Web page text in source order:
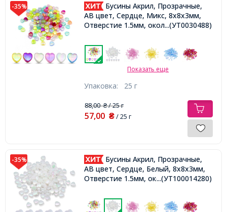
-35%
Бусины Акрил, Прозрачные,
АВ цвет, Сердце, Микс, 8х8х3мм,
Отверстие 1.5мм, около 130шт/25г,
...(УТ0030488)
Показать еще
Упаковка: 25 г
88,00₴/ 25 г
57,00 ₴/ 25 г
-35%
Бусины Акрил, Прозрачные,
АВ цвет, Сердце, Белый, 8х8х3мм,
Отверстие 1.5мм, около 130шт/25г,
...(УТ100014280)